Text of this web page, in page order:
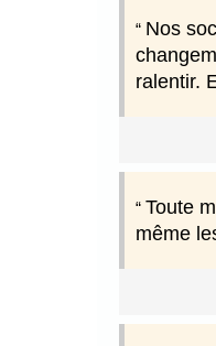
Nos
ralentir.
Toute
même